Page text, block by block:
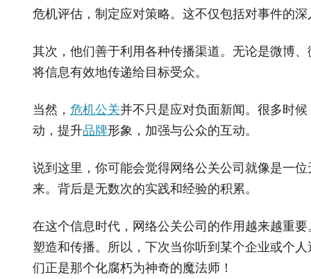
危机评估，制定应对策略。这不仅包括对事件的
其次，他们善于利用各种传播渠道。无论是微博
将信息有效地传递给目标受众。
当然， 危机公关并不只是应对负面新闻。很多时
动，提升品牌形象，加强与公众的互动。
说到这里，你可能会觉得网络公关公司就像是一
来。背后是无数次的实践和经验的积累。
在这个信息时代，网络公关公司的作用越来越重
塑造和传播。所以，下次当你听到某个企业或个
们正是那个化腐朽为神奇的魔法师！